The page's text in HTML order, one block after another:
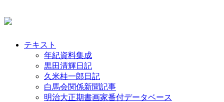
テキスト
年紀資料集成
黒田清輝日記
久米桂一郎日記
白馬会関係新聞記事
明治大正期書画家番付データベース